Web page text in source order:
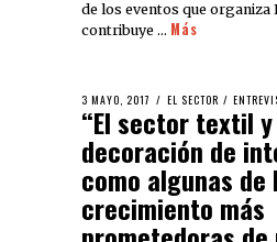
de los eventos que organiza
contribuye … Más
3 MAYO, 2017 EL SECTOR /
“El sector textil
decoración de
como algunas de
crecimiento más